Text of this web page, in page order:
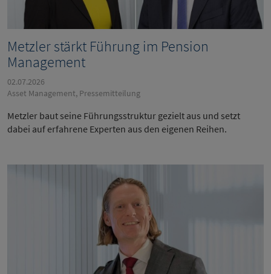
Metzler stärkt Führung im Pension
Management
02.07.2026
Asset Management, Pressemitteilung
Metzler baut seine Führungsstruktur gezielt aus und setzt
dabei auf erfahrene Experten aus den eigenen Reihen.